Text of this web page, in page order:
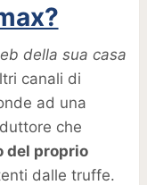
della sua casa
canali di
ad una
che
del proprio
dalle truffe.